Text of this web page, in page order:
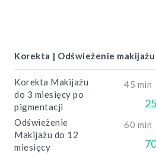
Korekta | Odświeżenie
Korekta Makijażu
do 3 miesięcy po
pigmentacji
45 min
Odświeżenie
Makijażu do 12
miesięcy
60 min